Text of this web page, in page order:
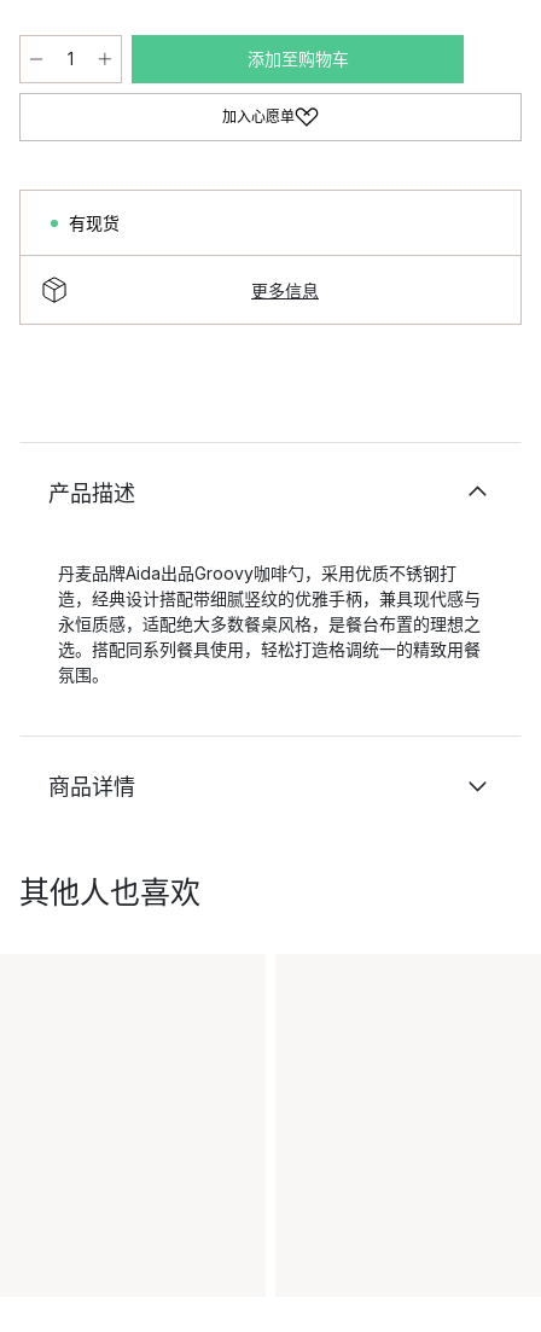
添加至购物车
加入心愿单
有现货
更多信息
产品描述
丹麦品牌Aida出品Groovy咖啡勺，采用优质不锈钢打
造，经典设计搭配带细腻竖纹的优雅手柄，兼具现代感与
永恒质感，适配绝大多数餐桌风格，是餐台布置的理想之
选。搭配同系列餐具使用，轻松打造格调统一的精致用餐
氛围。
商品详情
其他人也喜欢